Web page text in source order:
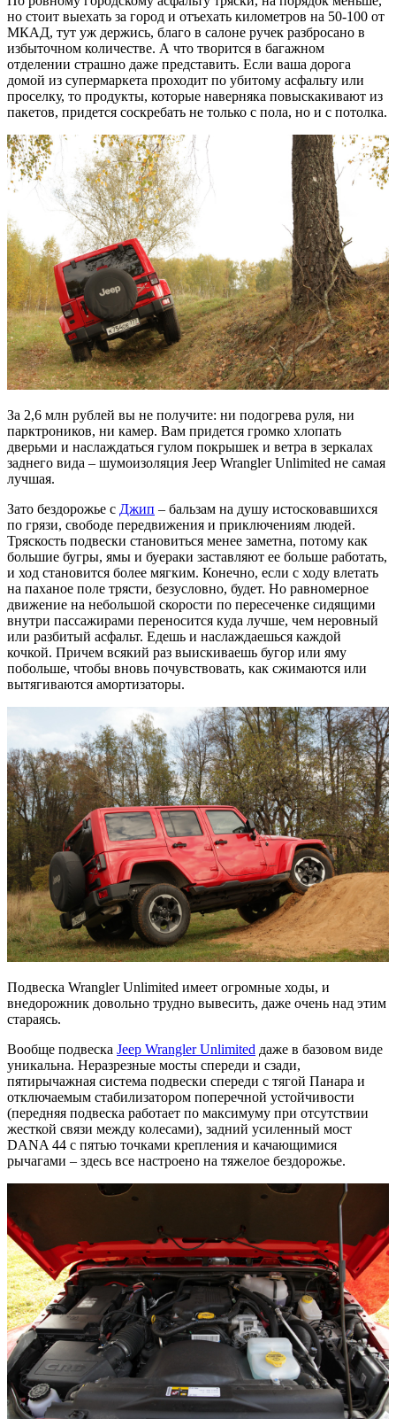
но стоит выехать за город и отъехать километров на 50-100 от
МКАД, тут уж держись, благо в салоне ручек разбросано в
избыточном количестве. А что творится в багажном
отделении страшно даже представить. Если ваша дорога
домой из супермаркета проходит по убитому асфальту или
проселку, то продукты, которые наверняка повыскакивают из
пакетов, придется соскребать не только с пола, но и с потолка.
За 2,6 млн рублей вы не получите: ни подогрева руля, ни
парктроников, ни камер. Вам придется громко хлопать
дверьми и наслаждаться гулом покрышек и ветра в зеркалах
заднего вида – шумоизоляция Jeep Wrangler Unlimited не самая
лучшая.
Зато бездорожье с Джип – бальзам на душу истосковавшихся
по грязи, свободе передвижения и приключениям людей.
Тряскость подвески становиться менее заметна, потому как
большие бугры, ямы и буераки заставляют ее больше работать,
и ход становится более мягким. Конечно, если с ходу влетать
на паханое поле трясти, безусловно, будет. Но равномерное
движение на небольшой скорости по пересеченке сидящими
внутри пассажирами переносится куда лучше, чем неровный
или разбитый асфальт. Едешь и наслаждаешься каждой
кочкой. Причем всякий раз выискиваешь бугор или яму
побольше, чтобы вновь почувствовать, как сжимаются или
вытягиваются амортизаторы.
Подвеска Wrangler Unlimited имеет огромные ходы, и
внедорожник довольно трудно вывесить, даже очень над этим
стараясь.
Вообще подвеска Jeep Wrangler Unlimited даже в базовом виде
уникальна. Неразрезные мосты спереди и сзади,
пятирычажная система подвески спереди с тягой Панара и
отключаемым стабилизатором поперечной устойчивости
(передняя подвеска работает по максимуму при отсутствии
жесткой связи между колесами), задний усиленный мост
DANA 44 с пятью точками крепления и качающимися
рычагами – здесь все настроено на тяжелое бездорожье.